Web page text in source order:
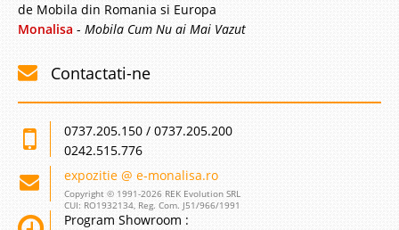
de Mobila din Romania si Europa
Monalisa - Mobila Cum Nu ai Mai Vazut
Contactati-ne
0737.205.150 / 0737.205.200
0242.515.776
expozitie @ e-monalisa.ro
Copyright © 1991-2026 REK Evolution SRL
CUI: RO1932134, Reg. Com. J51/966/1991
Program Showroom :